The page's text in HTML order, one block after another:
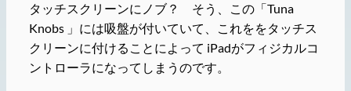
タッチスクリーンにノブ？ そう、この「Tuna
Knobs 」には吸盤が付いていて、これををタッチス
クリーンに付けることによって iPadがフィジカルコ
ントローラになってしまうのです。